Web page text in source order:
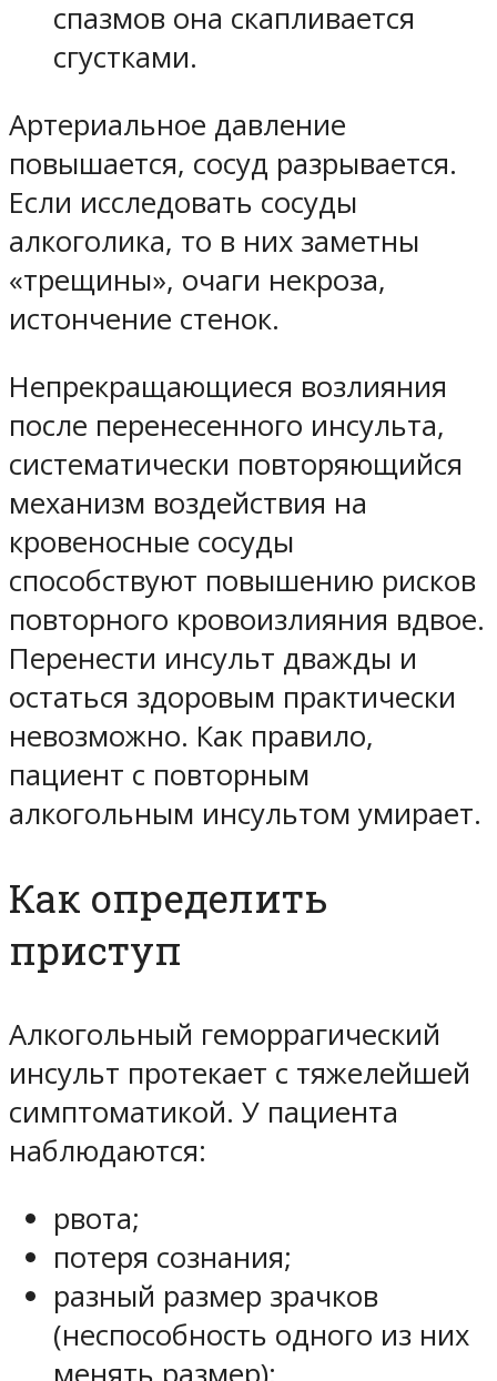
спазмов она скапливается
сгустками.
Артериальное давление
повышается, сосуд разрывается.
Если исследовать сосуды
алкоголика, то в них заметны
«трещины», очаги некроза,
истончение стенок.
Непрекращающиеся возлияния
после перенесенного инсульта,
систематически повторяющийся
механизм воздействия на
кровеносные сосуды
способствуют повышению рисков
повторного кровоизлияния вдвое.
Перенести инсульт дважды и
остаться здоровым практически
невозможно. Как правило,
пациент с повторным
алкогольным инсультом умирает.
Как определить
приступ
Алкогольный геморрагический
инсульт протекает с тяжелейшей
симптоматикой. У пациента
наблюдаются:
рвота;
потеря сознания;
разный размер зрачков
(неспособность одного из них